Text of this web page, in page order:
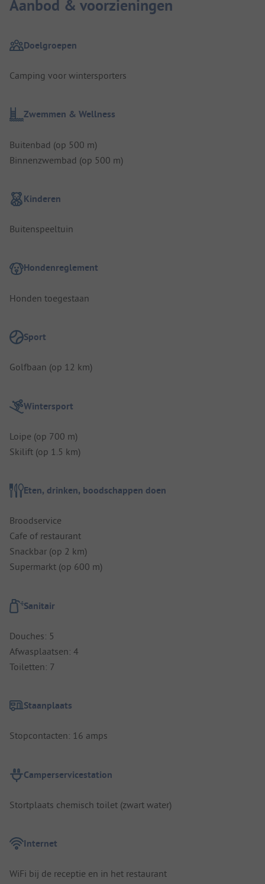
Aanbod & voorzieningen
Doelgroepen
Camping voor wintersporters
Zwemmen & Wellness
Buitenbad (op 500 m)
Binnenzwembad (op 500 m)
Kinderen
Buitenspeeltuin
Hondenreglement
Honden toegestaan
Sport
Golfbaan (op 12 km)
Wintersport
Loipe (op 700 m)
Skilift (op 1.5 km)
Eten, drinken, boodschappen doen
Broodservice
Cafe of restaurant
Snackbar (op 2 km)
Supermarkt (op 600 m)
Sanitair
Douches: 5
Afwasplaatsen: 4
Toiletten: 7
Staanplaats
Stopcontacten: 16 amps
Camperservicestation
Stortplaats chemisch toilet (zwart water)
Internet
WiFi bij de receptie en in het restaurant